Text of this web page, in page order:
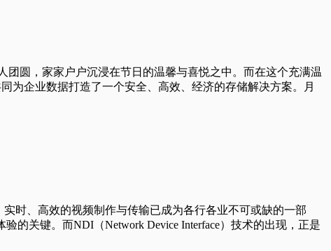
团圆，家家户户沉浸在节日的温馨与喜悦之中。而在这个充满温
为企业数据打造了一个安全、高效、经济的存储解决方案。月
时、高效的视频制作与传输已成为各行各业不可或缺的一部
的关键。而NDI（Network Device Interface）技术的出现，正是